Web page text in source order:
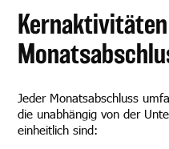
Jeder Monatsabschluss
die unabhängig von der
einheitlich sind: